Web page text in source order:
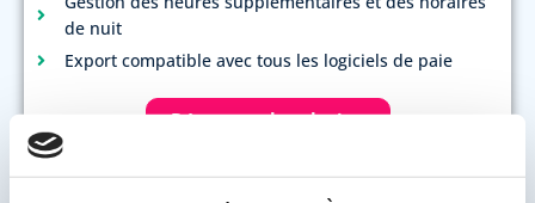
de nuit
Export compatible avec tous les logiciels de paie
Découvrez la solution